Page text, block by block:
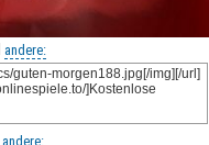
andere:
andere: